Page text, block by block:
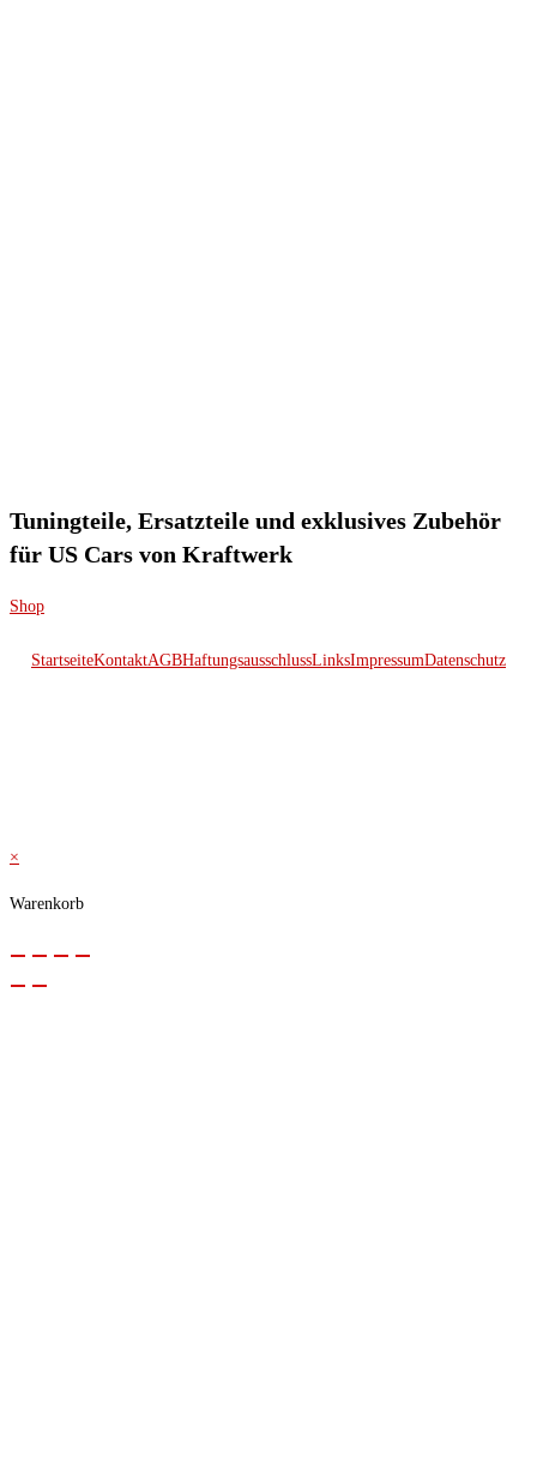
Tuningteile, Ersatzteile und exklusives Zubehör
für US Cars von Kraftwerk
Shop
StartseiteKontaktAGBHaftungsausschlussLinksImpressumDatenschutz
×
Warenkorb